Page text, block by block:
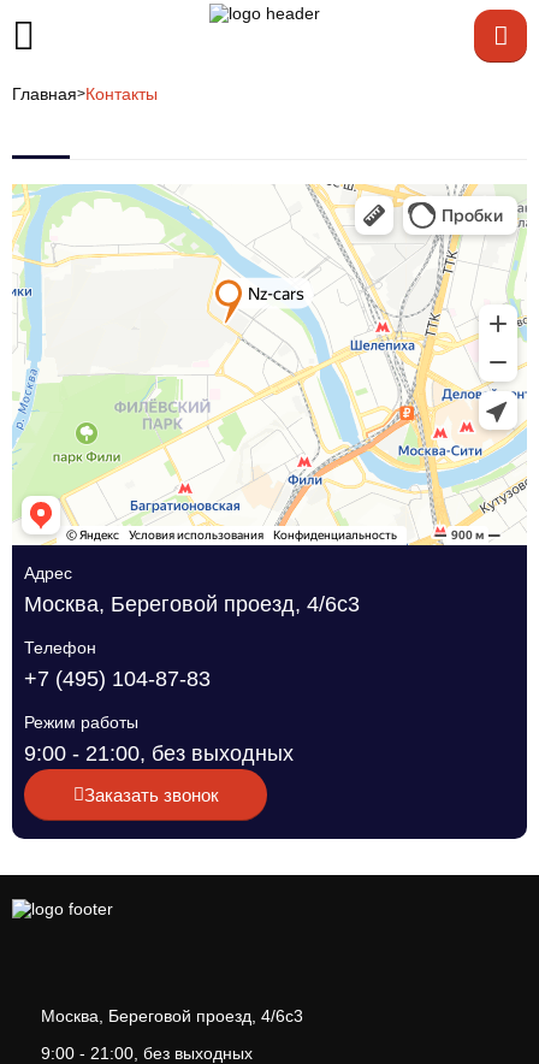
Главная Контакты
Адрес
Москва, Береговой проезд, 4/6с3
Телефон
+7 (495) 104-87-83
Режим работы
9:00 - 21:00, без выходных
Заказать звонок
Москва, Береговой проезд, 4/6с3
9:00 - 21:00, без выходных